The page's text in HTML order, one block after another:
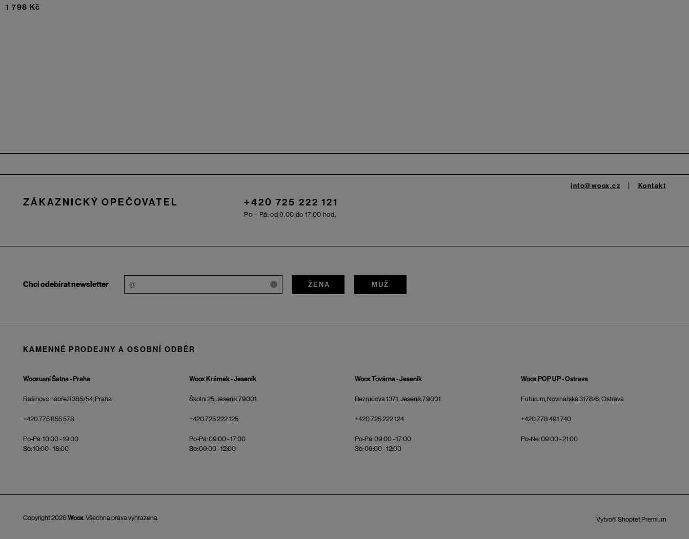
1 798 Kč
ZÁKAZNICKÝ OPEČOVATEL +420 725 222 121
Po – Pá: od 9.00 do 17.00 hod.
info@woox.cz Kontakt
Chci odebírat newsletter i ŽENA MUŽ
KAMENNÉ PRODEJNY A OSOBNÍ ODBĚR
Wooxusní Šatna - Praha
Rašínovo nábřeží 385/54, Praha
+420 775 855 578
Po-Pá: 10:00 - 19:00
So: 10:00 - 18:00
Woox Krámek - Jeseník
Školní 25, Jeseník 79001
+420 725 222 125
Po-Pá: 09:00 - 17:00
So: 09:00 - 12:00
Woox Továrna - Jeseník
Bezručova 1371, Jeseník 79001
+420 725 222 124
Po-Pá: 09:00 - 17:00
So: 09:00 - 12:00
Woox POP UP - Ostrava
Futurum, Novinářská 3178/6, Ostrava
+420 778 491 740
Po-Ne: 09:00 - 21:00
Vytvořil Shoptet Premium
Copyright 2026 Woox. Všechna práva vyhrazena.